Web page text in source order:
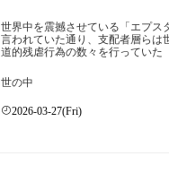
世界中を震撼させている「エプス
言われていた通り、支配者層らは
道的残虐行為の数々を行っていた
世の中
2026-03-27(Fri)